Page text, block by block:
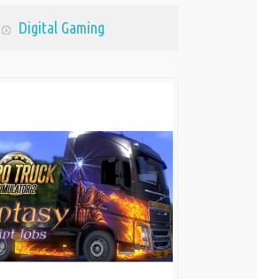
Digital Gaming